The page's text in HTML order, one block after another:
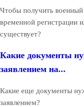
Чтобы получить военный
временной регистрации
существует?
Какие документы
заявлением на...
Какие еще документы
заявлением?